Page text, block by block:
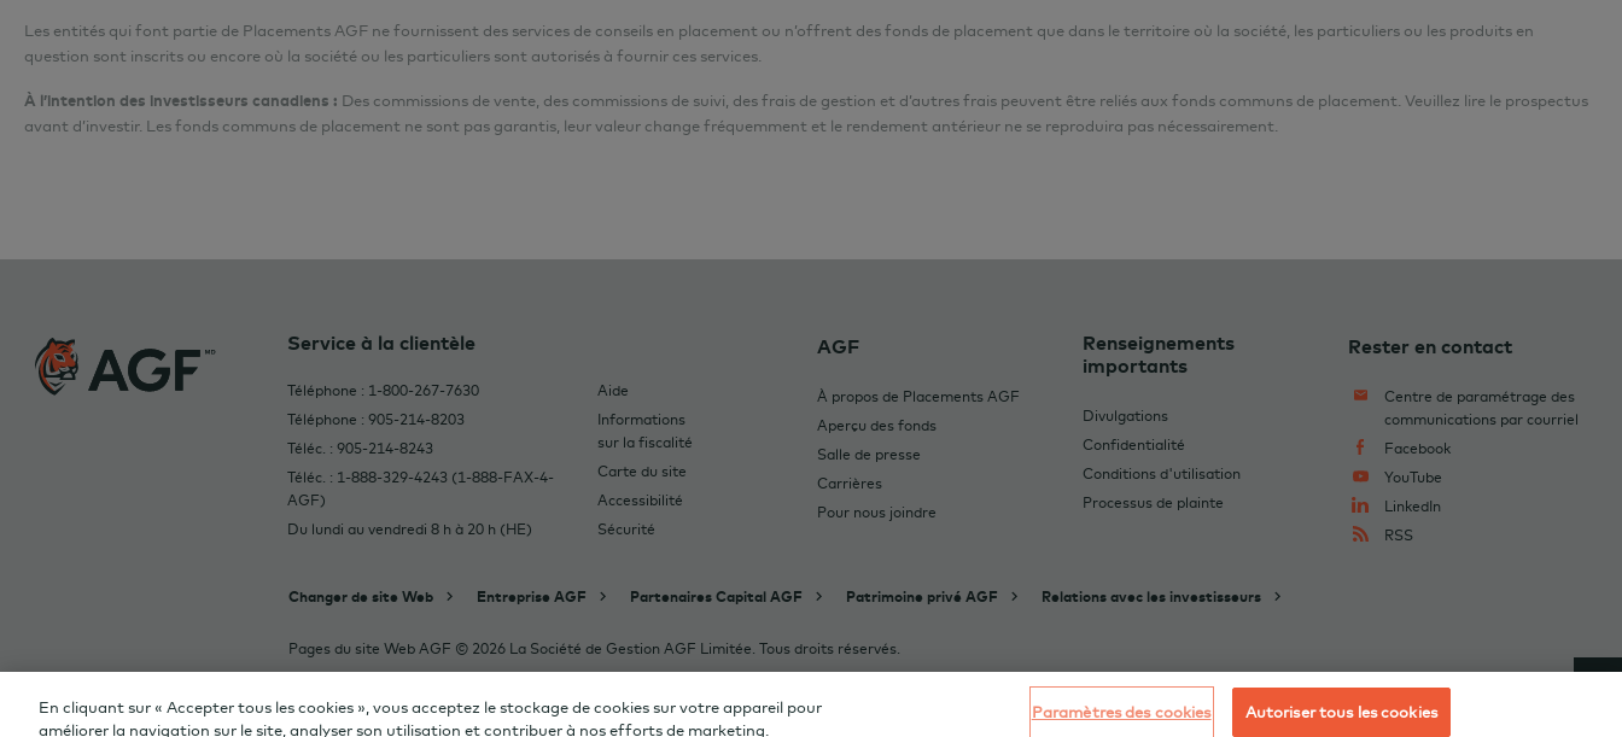
Les entités qui font partie de Placements AGF ne fournissent des services de conseils en placement ou n’offrent des fonds de placement que dans le territoire où la société, les particuliers ou les produits en
question sont inscrits ou encore où la société ou les particuliers sont autorisés à fournir ces services.
À l’intention des investisseurs canadiens : Des commissions de vente, des commissions de suivi, des frais de gestion et d’autres frais peuvent être reliés aux fonds communs de placement. Veuillez lire le prospectus
avant d’investir. Les fonds communs de placement ne sont pas garantis, leur valeur change fréquemment et le rendement antérieur ne se reproduira pas nécessairement.
Service à la clientèle
Téléphone : 1-800-267-7630
Téléphone : 905-214-8203
Téléc. : 905-214-8243
Téléc. : 1-888-329-4243 (1-888-FAX-4-
AGF)
Du lundi au vendredi 8 h à 20 h (HE)
Aide
Informations
sur la fiscalité
Carte du site
Accessibilité
Sécurité
AGF
À propos de Placements AGF
Aperçu des fonds
Salle de presse
Carrières
Pour nous joindre
Renseignements
importants
Divulgations
Confidentialité
Conditions d'utilisation
Processus de plainte
Rester en contact
Centre de paramétrage des
communications par courriel
Facebook
YouTube
LinkedIn
RSS
Changer de site Web Entreprise AGF Partenaires Capital AGF Patrimoine privé AGF Relations avec les investisseurs
Pages du site Web AGF © 2026 La Société de Gestion AGF Limitée. Tous droits réservés.
En cliquant sur « Accepter tous les cookies », vous acceptez le stockage de cookies sur votre appareil pour
améliorer la navigation sur le site, analyser son utilisation et contribuer à nos efforts de marketing.
Paramètres des cookies Autoriser tous les cookies